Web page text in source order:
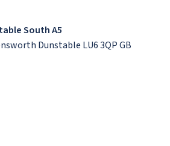
South A5
Dunstable LU6 3QP GB